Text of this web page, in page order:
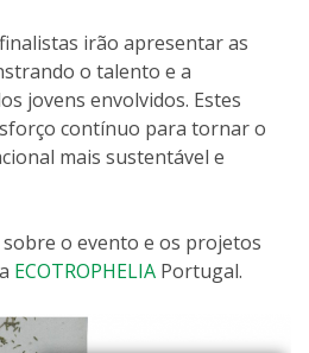
irão apresentar as
o talento e a
jovens envolvidos. Estes
contínuo para tornar o
mais sustentável e
o evento e os projetos
ECOTROPHELIA Portugal.